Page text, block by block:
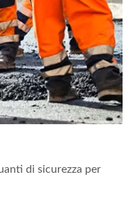
di sicurezza per